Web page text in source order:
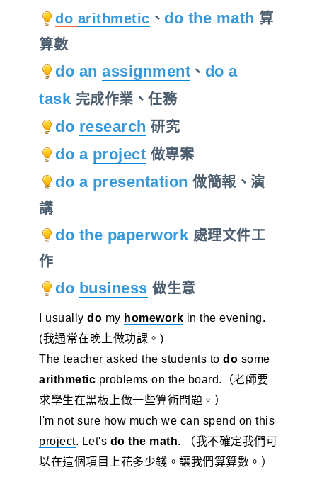
do arithmetic 、 do the math 算
算數
do an assignment 、 do a
task 完成作業、任務
do research 研究
do a project 做專案
do a presentation 做簡報、演
講
do the paperwork 處理文件工
作
do business 做生意
I usually do my homework in the evening.
(我通常在晚上做功課。)
The teacher asked the students to do some
arithmetic problems on the board.（老師要
求學生在黑板上做一些算術問題。）
I'm not sure how much we can spend on this
project. Let's do the math. （我不確定我們可
以在這個項目上花多少錢。讓我們算算數。）